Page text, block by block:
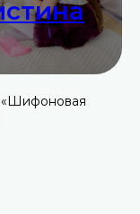
«Шифоновая